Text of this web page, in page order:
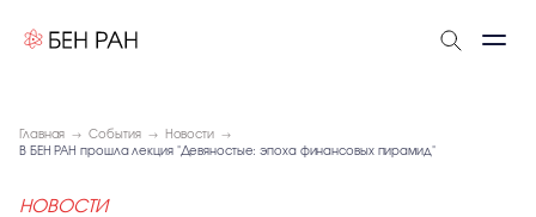
Главная События
Новости
В БЕН РАН прошла лекция "Девяностые: эпоха финансовых пирамид"
НОВОСТИ